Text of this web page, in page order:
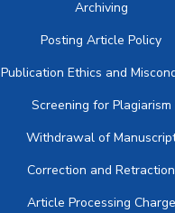
Archiving
Posting Article Policy
Publication Ethics and
Screening for Plagiarism
Withdrawal of
Correction and Retraction
Article Processing Charge